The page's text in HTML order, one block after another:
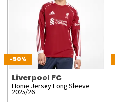
-50%
Liverpool FC
Home Jersey Long Sleeve
2025/26